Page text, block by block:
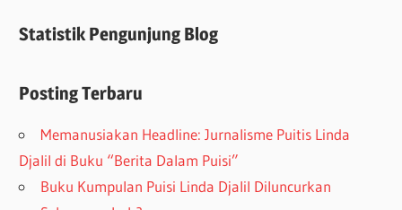
Statistik Pengunjung Blog
Posting Terbaru
Memanusiakan Headline: Jurnalisme Puitis Linda
Djalil di Buku “Berita Dalam Puisi”
Buku Kumpulan Puisi Linda Djalil Diluncurkan